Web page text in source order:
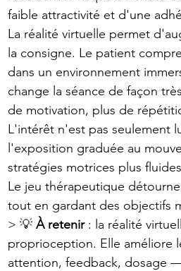
faible attractivité et d'une
La réalité virtuelle permet
la consigne. Le patient
dans un environnement
change la séance de façon
de motivation, plus de
L'intérêt n'est pas seulement
l'exposition graduée au
stratégies motrices plus
Le jeu thérapeutique
tout en gardant des objectifs
> 💡 À retenir : la réalité
proprioception. Elle améliore
attention, feedback, dosage